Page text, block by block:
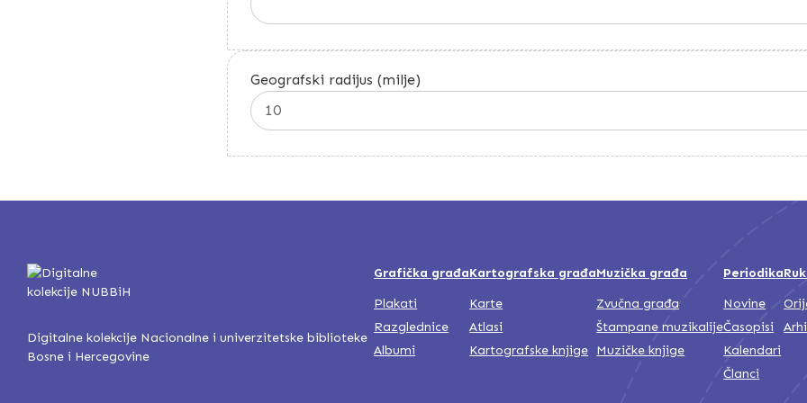
Geografski radijus (milje)
Digitalne kolekcije Nacionalne i univerzitetske biblioteke
Bosne i Hercegovine
Grafička građa
Plakati
Razglednice
Albumi
Kartografska građa
Karte
Atlasi
Kartografske knjige
Muzička građa
Zvučna građa
Štampane muzikalije
Muzičke knjige
Periodika
Novine
Časopisi
Kalendari
Članci